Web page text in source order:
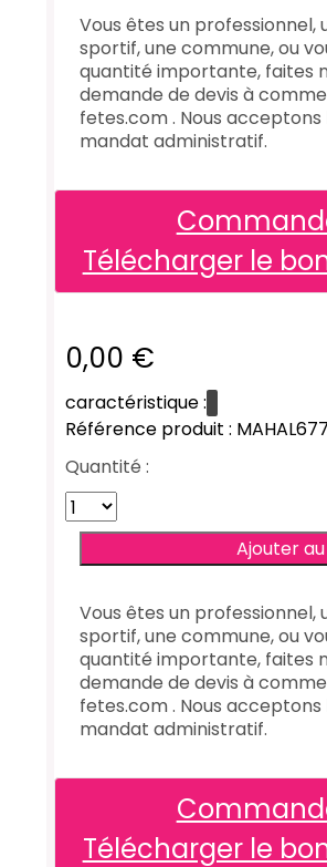
Vous êtes un professionnel,
sportif, une commune, ou
quantité importante, faites
demande de devis à
fetes.com . Nous
mandat administratif.
Télécharger le
0,00 €
caractéristique :
Référence produit : MAHAL677
Quantité :
Vous êtes un professionnel,
sportif, une commune, ou
quantité importante, faites
demande de devis à
fetes.com . Nous
mandat administratif.
Télécharger le